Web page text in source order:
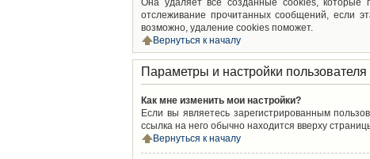
Она удаляет все созданные cookies, которые
отслеживание прочитанных сообщений, если
возможно, удаление cookies поможет.
Вернуться к началу
Параметры и настройки пользователя
Как мне изменить мои настройки?
Если вы являетесь зарегистрированным
ссылка на него обычно находится вверху
Вернуться к началу